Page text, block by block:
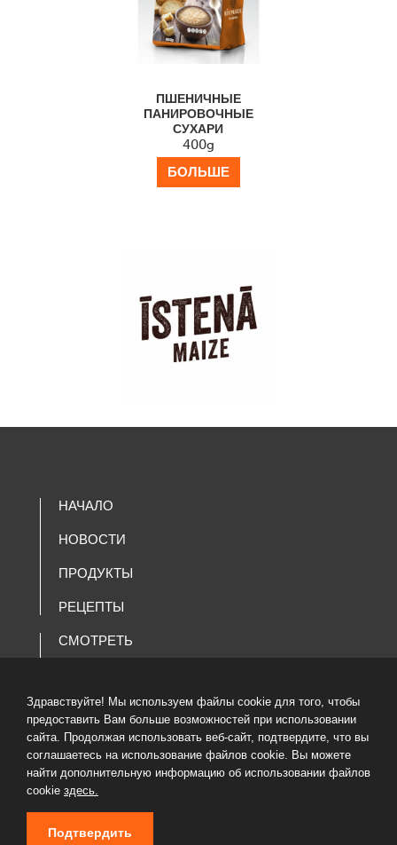
ПШЕНИЧНЫЕ
ПАНИРОВОЧНЫЕ
СУХАРИ
400g
БОЛЬШЕ
НАЧАЛО
НОВОСТИ
ПРОДУКТЫ
РЕЦЕПТЫ
СМОТРЕТЬ
ВАКАНСИИ
КАТАЛОГ ТОВАРОВ
Здравствуйте! Мы используем файлы cookie для того, чтобы
предоставить Вам больше возможностей при использовании
сайта. Продолжая использовать веб-сайт, подтвердите, что вы
соглашаетесь на использование файлов cookie. Вы можете
найти дополнительную информацию об использовании файлов
cookie здесь.
Подтвердить